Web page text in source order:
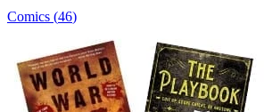
Comics (46)